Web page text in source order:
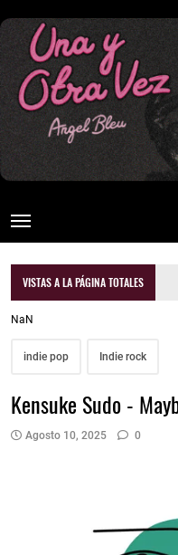
VISTAS A LA PÁGINA TOTALES
NaN
indie pop Indie rock
Kensuke Sudo -
Agosto 10, 2025 0